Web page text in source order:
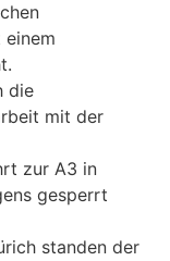
die
mit der
zur A3 in
gesperrt
standen der